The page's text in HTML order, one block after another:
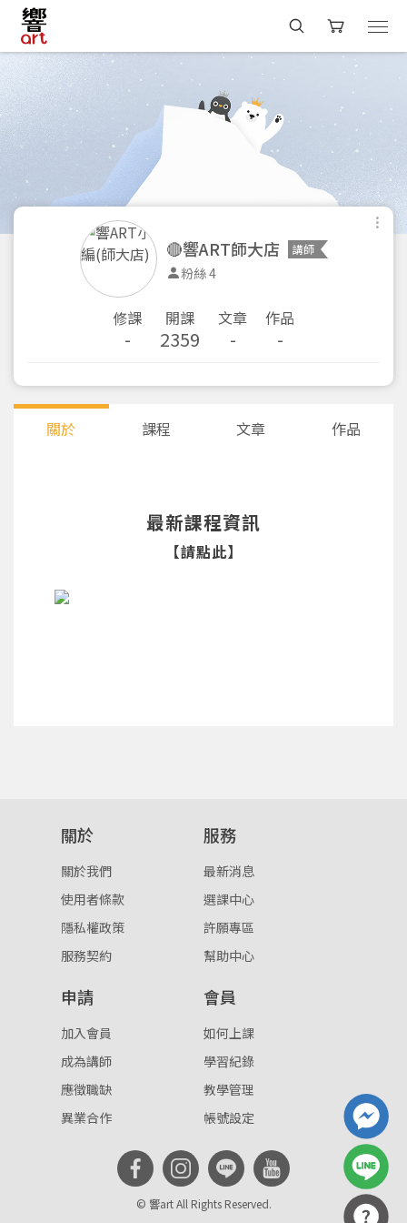
或
註冊
按下註冊即代表你同意我們的 使用者條款
。
重設密碼
🔴響ART師大店 講師
粉絲 4
修課
-
開課
2359
文章
-
作品
-
關於 課程 文章 作品
最新課程資訊
【請點此】
關於
關於我們
使用者條款
隱私權政策
服務契約
服務
最新消息
選課中心
許願專區
幫助中心
申請
加入會員
成為講師
應徵職缺
異業合作
會員
如何上課
學習紀錄
教學管理
帳號設定
© 響art All Rights Reserved.